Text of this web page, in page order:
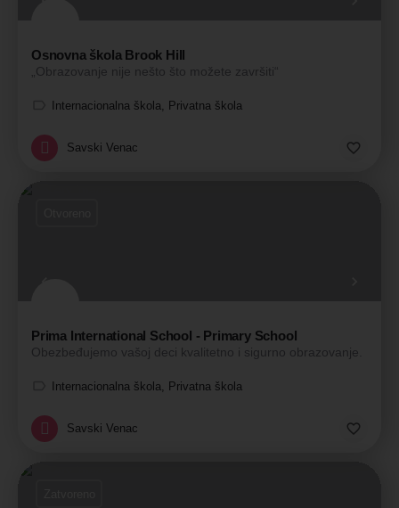
Osnovna škola Brook Hill
„Obrazovanje nije nešto što možete završiti“
Internacionalna škola, Privatna škola
Savski Venac
Prima International School - Primary School
Obezbeđujemo vašoj deci kvalitetno i sigurno obrazovanje.
Internacionalna škola, Privatna škola
Savski Venac